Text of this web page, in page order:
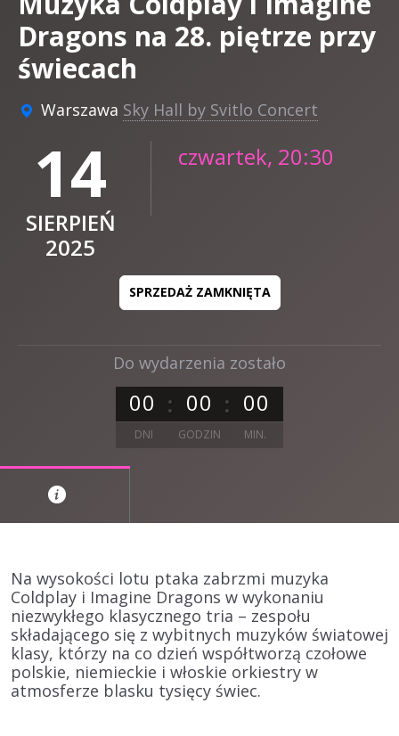
Do wydarzenia zostało
00 00 00
DNI GODZIN MIN.
Dragons na 28. piętrze przy
świecach
Warszawa Sky Hall by Svitlo Concert
14
SIERPIEŃ
2025
czwartek, 20:30
SPRZEDAŻ ZAMKNIĘTA
Na wysokości lotu ptaka zabrzmi muzyka
Coldplay i Imagine Dragons w wykonaniu
niezwykłego klasycznego tria – zespołu
składającego się z wybitnych muzyków światowej
klasy, którzy na co dzień współtworzą czołowe
polskie, niemieckie i włoskie orkiestry w
atmosferze blasku tysięcy świec.